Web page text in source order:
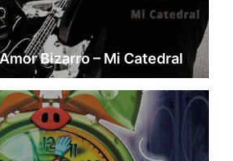
Bizarro – Mi Catedral